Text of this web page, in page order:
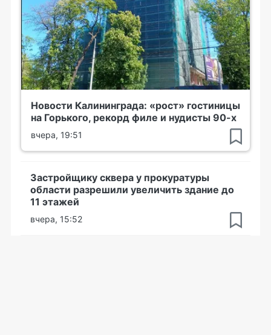
Новости Калининграда: «рост» гостиницы
на Горького, рекорд филе и нудисты 90-х
вчера, 19:51
Застройщику сквера у прокуратуры
области разрешили увеличить здание до
11 этажей
вчера, 15:52